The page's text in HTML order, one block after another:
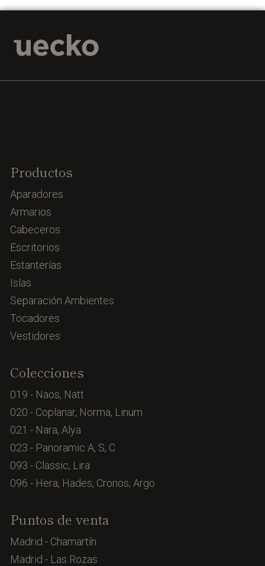
Productos
Aparadores
Armarios
Cabeceros
Escritorios
Estanterías
Islas
Separación Ambientes
Tocadores
Vestidores
Colecciones
019 - Naos, Natt
020 - Coplanar, Norma, Linum
021 - Nara, Alya
023 - Panoramic A, S, C
093 - Classic, Lira
096 - Hera, Hades, Cronos, Argo
Puntos de venta
Madrid - Chamartín
Madrid - Las Rozas